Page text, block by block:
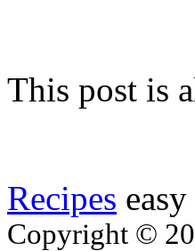
This post is
Recipes
Copyright ©